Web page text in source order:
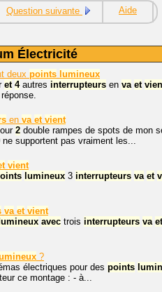
Question suivante Aide
Électricité
deux points lumineux
et 4autres interrupteurs en va et
en va et vient
2 double rampes de spots de mon
supportent pas vraiment les...
vient
lumineux 3 interrupteurs va et
va et vient
lumineux avec trois interrupteurs va et
?
électriques pour des points
ce montage : - à...